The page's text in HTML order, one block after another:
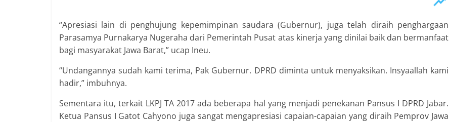
“Apresiasi lain di penghujung kepemimpinan saudara (Gubernur), juga telah diraih penghargaan
Parasamya Purnakarya Nugeraha dari Pemerintah Pusat atas kinerja yang dinilai baik dan bermanfaat
bagi masyarakat Jawa Barat,” ucap Ineu.
“Undangannya sudah kami terima, Pak Gubernur. DPRD diminta untuk menyaksikan. Insyaallah kami
hadir,” imbuhnya.
Sementara itu, terkait LKPJ TA 2017 ada beberapa hal yang menjadi penekanan Pansus I DPRD Jabar.
Ketua Pansus I Gatot Cahyono juga sangat mengapresiasi capaian-capaian yang diraih Pemprov Jawa